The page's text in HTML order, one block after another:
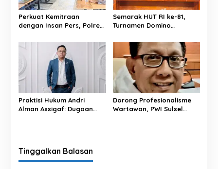
s
Perkuat Kemitraan
dengan Insan Pers, Polres
Morning Bahas Sinergitas
dan Keterbukaan
Informasi
Semarak HUT RI ke-81,
Turnamen Domino
Hadirkan Ratusan Peserta
Se-Kabupaten Bone
Praktisi Hukum Andri
Alman Assigaf: Dugaan
Dorong Profesionalisme
Wartawan, PWI Sulsel
Tinggalkan Balasan